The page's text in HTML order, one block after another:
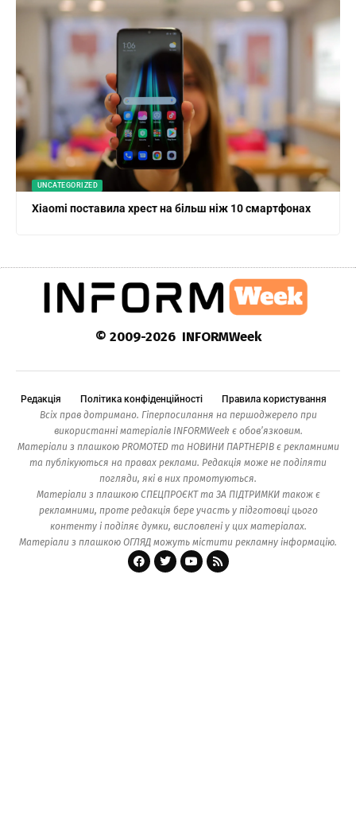
UNCATEGORIZED
Xiaomi поставила хрест на більш ніж 10 смартфонах
© 2009-2026 INFORMWeek
Редакція Політика конфіденційності
Правила користування
Всіх прав дотримано. Гіперпосилання на першоджерело при
використанні матеріалів INFORMWeek є обов’язковим.
Матеріали з плашкою PROMOTED та НОВИНИ ПАРТНЕРІВ є рекламними
та публікуються на правах реклами. Редакція може не поділяти
погляди, які в них промотуються.
Матеріали з плашкою СПЕЦПРОЄКТ та ЗА ПІДТРИМКИ також є
рекламними, проте редакція бере участь у підготовці цього
контенту і поділяє думки, висловлені у цих матеріалах.
Матеріали з плашкою ОГЛЯД можуть містити рекламну інформацію.